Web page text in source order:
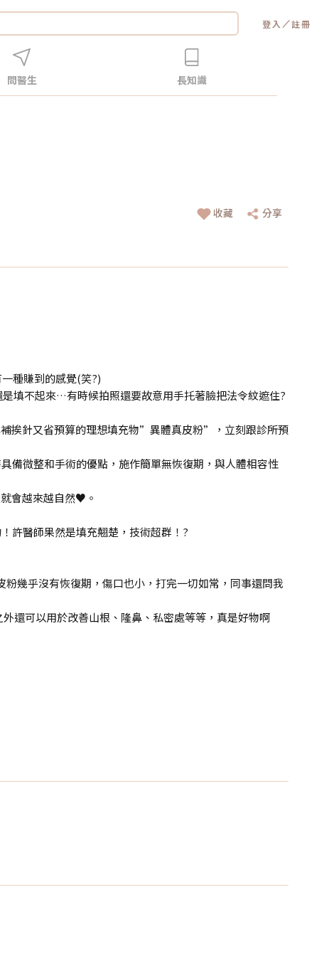
登入 ／註冊
問醫生 長知識
收藏 分享
種賺到的感覺(笑?)
填不起來…有時候拍照還要故意用手托著臉把法令紋遮住?
挨針又省預算的理想填充物”異體真皮粉”，立刻跟診所預
備微整和手術的優點，施作簡單無恢復期，與人體相容性
會越來越自然♥️。
許醫師果然是填充翹楚，技術超群！?
幾乎沒有恢復期，傷口也小，打完一切如常，同事還問我
還可以用於改善山根、隆鼻、私密處等等，真是好物啊